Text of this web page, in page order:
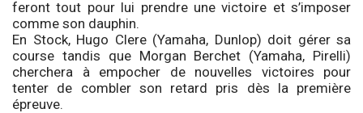
feront tout pour lui prendre une victoire et s’imposer
comme son dauphin.
En Stock, Hugo Clere (Yamaha, Dunlop) doit gérer sa
course tandis que Morgan Berchet (Yamaha, Pirelli)
cherchera à empocher de nouvelles victoires pour
tenter de combler son retard pris dès la première
épreuve.